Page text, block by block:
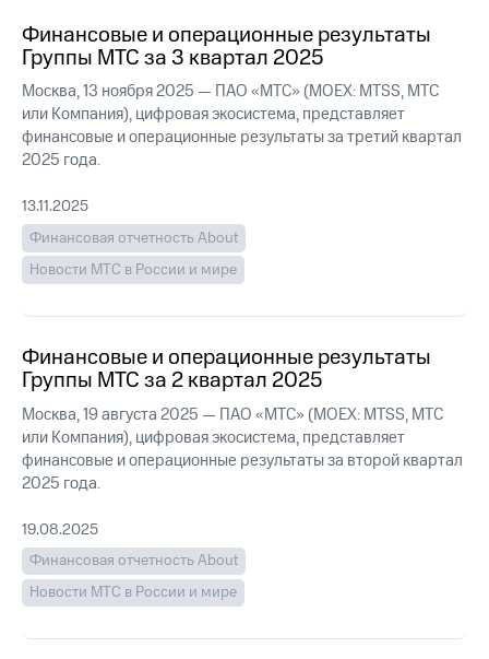
Корпоративный
секретарь
Раскрытие
информации
Информация
акционерам
Документы
Собрания
акционеров
Личный
акционера
капитал
Контроль
аудит
Рынок
акций
Программа
приобретения
Порядок
выкупа
акций
Финансовые и операционные результаты
Группы МТС за 3 квартал 2025
Москва, 13 ноября 2025 — ПАО «МТС» (MOEX: MTSS, МТС
или Компания), цифровая экосистема, представляет
финансовые и операционные результаты за третий квартал
2025 года.
13.11.2025
Финансовая отчетность About
Новости МТС в России и мире
Финансовые и операционные результаты
Группы МТС за 2 квартал 2025
Москва, 19 августа 2025 — ПАО «МТС» (MOEX: MTSS, МТС
или Компания), цифровая экосистема, представляет
финансовые и операционные результаты за второй квартал
2025 года.
19.08.2025
Финансовая отчетность About
Новости МТС в России и мире